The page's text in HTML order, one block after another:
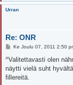
Urran
Re: ONR
V
e
t
i
Ke Joulu 07, 2011 2:50
^Valitettavasti olen
näytti vielä suht
fillereitä.